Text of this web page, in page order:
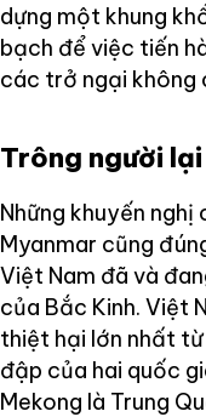
dựng một khung
bạch để việc tiến
các trở ngại không
Trông người
Những khuyến
Myanmar cũng
Việt Nam đã và
của Bắc Kinh. Việt
thiệt hại lớn nhất
đập của hai quốc
Mekong là Trung